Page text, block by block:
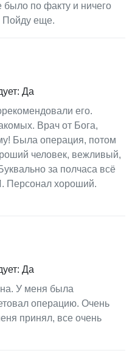
по факту и ничего
Пойду еще.
Да
его.
Врач от Бога,
Была операция, потом
человек, вежливый,
за полчаса всё
Персонал хороший.
Да
У меня была
операцию. Очень
принял, все очень